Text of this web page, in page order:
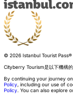
© 2026 Istanbul Tourist Pass®
Cityberry Tourism是以下機構
By continuing your journey
Policy, including our use of
Policy. You can also explore